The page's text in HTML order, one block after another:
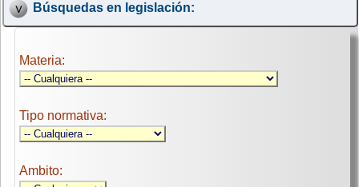
Búsquedas en legislación:
Materia:
Tipo normativa:
Ambito: